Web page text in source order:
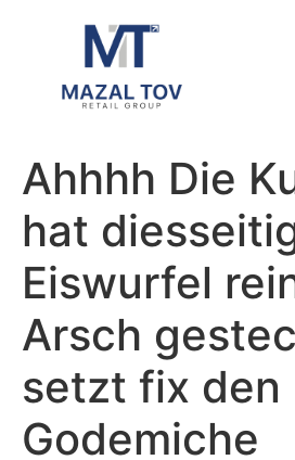
Ahhhh Die
hat
Eiswurfel
Arsch
setzt fix den
Godemiche